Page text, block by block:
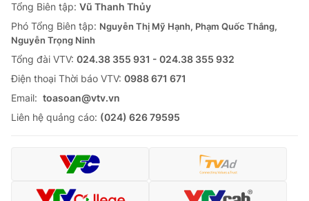
Tổng Biên tập: Vũ Thanh Thủy
Phó Tổng Biên tập: Nguyễn Thị Mỹ Hạnh, Phạm Quốc Thắng,
Nguyễn Trọng Ninh
Tổng đài VTV: 024.38 355 931 - 024.38 355 932
Ðiện thoại Thời báo VTV: 0988 671 671
Email: toasoan@vtv.vn
Liên hệ quảng cáo: (024) 626 79595